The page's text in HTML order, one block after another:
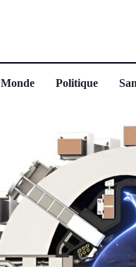
Monde Politique